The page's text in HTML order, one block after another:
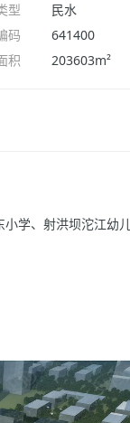
型
民水
码
641400
积 203603m²
学、射洪坝沱江幼